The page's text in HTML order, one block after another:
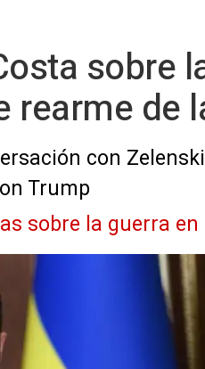
sobre
rearme de
con
Trump
sobre la guerra